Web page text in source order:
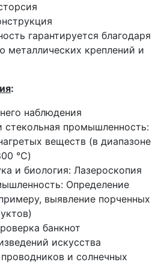
гарантируется благодаря
металлических креплений и
:
наблюдения
стекольная промышленность:
веществ (в диапазоне
°C)
и биология: Лазероскопия
Определение
выявление порченных
банкнот
искусства
и солнечных